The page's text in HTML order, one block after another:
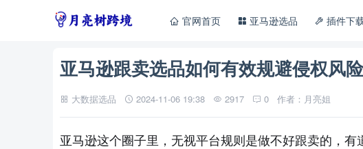
官网首页 亚马逊选品 插件下
亚马逊跟卖选品如何有效规避侵权风
大数据选品 2024-11-06 19:38 2917 0 作者：月亮姐
亚马逊这个圈子里 ，无视平台规则是做不好跟卖的，有